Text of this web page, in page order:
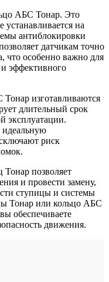
АБС Тонар. Это
устанавливается на
антиблокировки
датчикам точно
что особенно важно для
и эффективного
изготавливаются
длительный срок
эксплуатации.
идеальную
риск
Тонар позволяет
и провести замену,
ступицы и системы
Тонар или кольцо АБС
обеспечиваете
движения.